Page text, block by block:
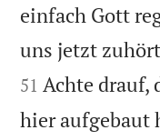
einfach Gott
uns jetzt
51 Achte drauf,
hier aufgebaut